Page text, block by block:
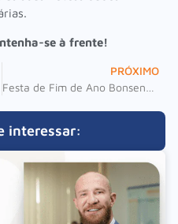
se à frente!
PRÓXIMO
interessar: